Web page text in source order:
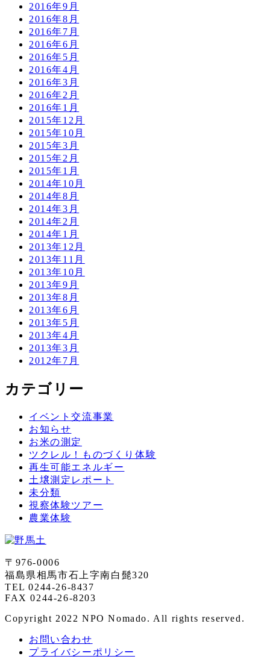
2016年9月
2016年8月
2016年7月
2016年6月
2016年5月
2016年4月
2016年3月
2016年2月
2016年1月
2015年12月
2015年10月
2015年3月
2015年2月
2015年1月
2014年10月
2014年8月
2014年3月
2014年2月
2014年1月
2013年12月
2013年11月
2013年10月
2013年9月
2013年8月
2013年6月
2013年5月
2013年4月
2013年3月
2012年7月
カテゴリー
イベント交流事業
お知らせ
お米の測定
ツクレル！ものづくり体験
再生可能エネルギー
土壌測定レポート
未分類
視察体験ツアー
農業体験
〒976-0006
福島県相馬市石上字南白髭320
TEL 0244-26-8437
FAX 0244-26-8203
Copyright 2022 NPO Nomado. All rights reserved.
お問い合わせ
プライバシーポリシー